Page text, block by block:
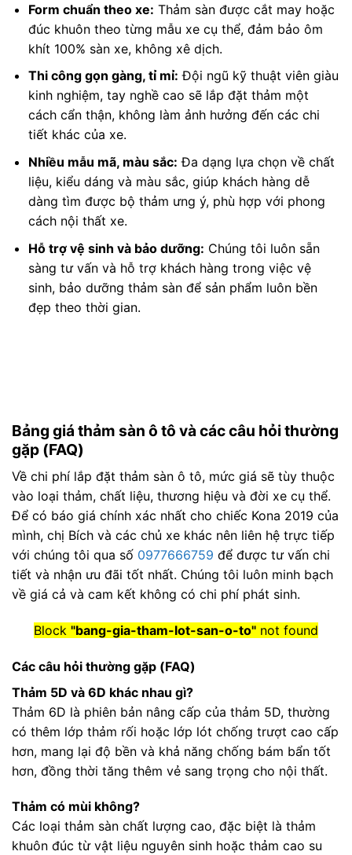
Form chuẩn theo xe: Thảm sàn được cắt may hoặc
đúc khuôn theo từng mẫu xe cụ thể, đảm bảo ôm
khít 100% sàn xe, không xê dịch.
Thi công gọn gàng, tỉ mỉ: Đội ngũ kỹ thuật viên giàu
kinh nghiệm, tay nghề cao sẽ lắp đặt thảm một
cách cẩn thận, không làm ảnh hưởng đến các chi
tiết khác của xe.
Nhiều mẫu mã, màu sắc: Đa dạng lựa chọn về chất
liệu, kiểu dáng và màu sắc, giúp khách hàng dễ
dàng tìm được bộ thảm ưng ý, phù hợp với phong
cách nội thất xe.
Hỗ trợ vệ sinh và bảo dưỡng: Chúng tôi luôn sẵn
sàng tư vấn và hỗ trợ khách hàng trong việc vệ
sinh, bảo dưỡng thảm sàn để sản phẩm luôn bền
đẹp theo thời gian.
Bảng giá thảm sàn ô tô và các câu hỏi thường
gặp (FAQ)
Về chi phí lắp đặt thảm sàn ô tô, mức giá sẽ tùy thuộc
vào loại thảm, chất liệu, thương hiệu và đời xe cụ thể.
Để có báo giá chính xác nhất cho chiếc Kona 2019 của
mình, chị Bích và các chủ xe khác nên liên hệ trực tiếp
với chúng tôi qua số 0977666759 để được tư vấn chi
tiết và nhận ưu đãi tốt nhất. Chúng tôi luôn minh bạch
về giá cả và cam kết không có chi phí phát sinh.
Block "bang-gia-tham-lot-san-o-to" not found
Các câu hỏi thường gặp (FAQ)
Thảm 5D và 6D khác nhau gì?
Thảm 6D là phiên bản nâng cấp của thảm 5D, thường
có thêm lớp thảm rối hoặc lớp lót chống trượt cao cấp
hơn, mang lại độ bền và khả năng chống bám bẩn tốt
hơn, đồng thời tăng thêm vẻ sang trọng cho nội thất.
Thảm có mùi không?
Các loại thảm sàn chất lượng cao, đặc biệt là thảm
khuôn đúc từ vật liệu nguyên sinh hoặc thảm cao su